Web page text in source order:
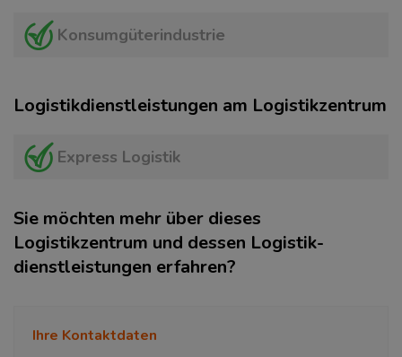
Konsumgüterindustrie
Logistikdienstleistungen am Logistikzentrum
Express Logistik
Sie möchten mehr über dieses
Logistikzentrum und dessen Logistik­
dienstleistungen erfahren?
Ihre Kontaktdaten